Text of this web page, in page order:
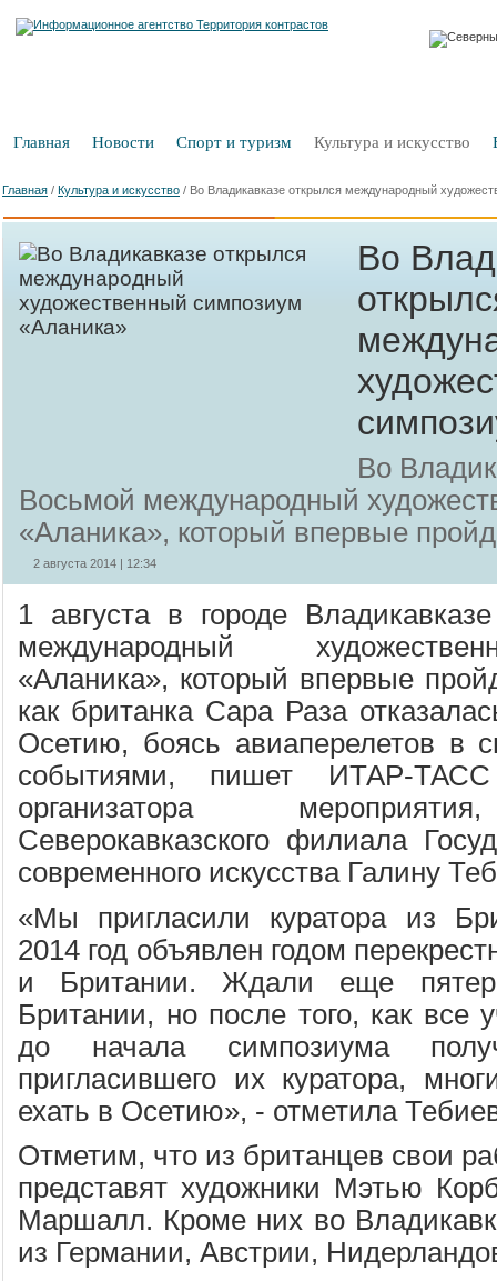
Главная Новости Спорт и туризм Культура и искусство
Главная / Культура и искусство / Во Владикавказе открылся международный
Во
Во
Восьмой международный
«Аланика», который впервые
2 августа 2014 | 12:34
1 августа в городе
международный
«Аланика», который впервые
как британка Сара Раза
Осетию, боясь авиаперелетов в
событиями, пишет ИТАР-
организатора
Северокавказского филиала
современного искусства Галину
«Мы пригласили куратора из
2014 год объявлен годом
и Британии. Ждали еще
Британии, но после того, как все
до начала симпозиума
пригласившего их куратора,
ехать в Осетию», - отметила
Отметим, что из британцев свои
представят художники Мэтью
Маршалл. Кроме них во
из Германии, Австрии,